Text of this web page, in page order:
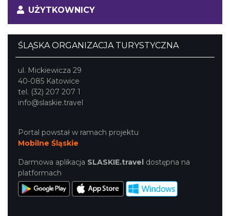
UŻYTKOWNICY
ŚLĄSKA ORGANIZACJA TURYSTYCZNA
ul. Mickiewicza 29
40-085 Katowice
tel. (32) 207 207 1
info@slaskie.travel
Portal powstał w ramach projektu
Mobilne Śląskie
Darmowa aplikacja SLASKIE.travel dostępna na
platformach